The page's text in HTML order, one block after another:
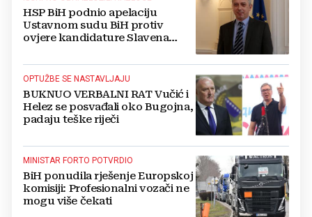
HSP BiH podnio apelaciju
Ustavnom sudu BiH protiv
ovjere kandidature Slavena
OPTUŽBE SE NASTAVLJAJU
BUKNUO VERBALNI RAT Vučić i
Helez se posvađali oko Bugojna,
padaju teške riječi
MINISTAR FORTO POTVRDIO
BiH ponudila rješenje Europskoj
komisiji: Profesionalni vozači ne
mogu više čekati